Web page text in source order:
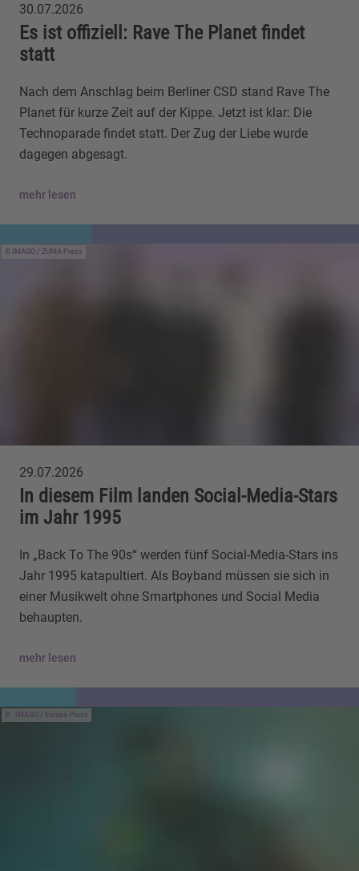
30.07.2026
Es ist offiziell: Rave The Planet findet
statt
Nach dem Anschlag beim Berliner CSD stand Rave The
Planet für kurze Zeit auf der Kippe. Jetzt ist klar: Die
Technoparade findet statt. Der Zug der Liebe wurde
dagegen abgesagt.
mehr lesen
IMAGO / ZUMA Press
29.07.2026
In diesem Film landen Social-Media-Stars
im Jahr 1995
In „Back To The 90s“ werden fünf Social-Media-Stars ins
Jahr 1995 katapultiert. Als Boyband müssen sie sich in
einer Musikwelt ohne Smartphones und Social Media
behaupten.
mehr lesen
IMAGO / Europa Press